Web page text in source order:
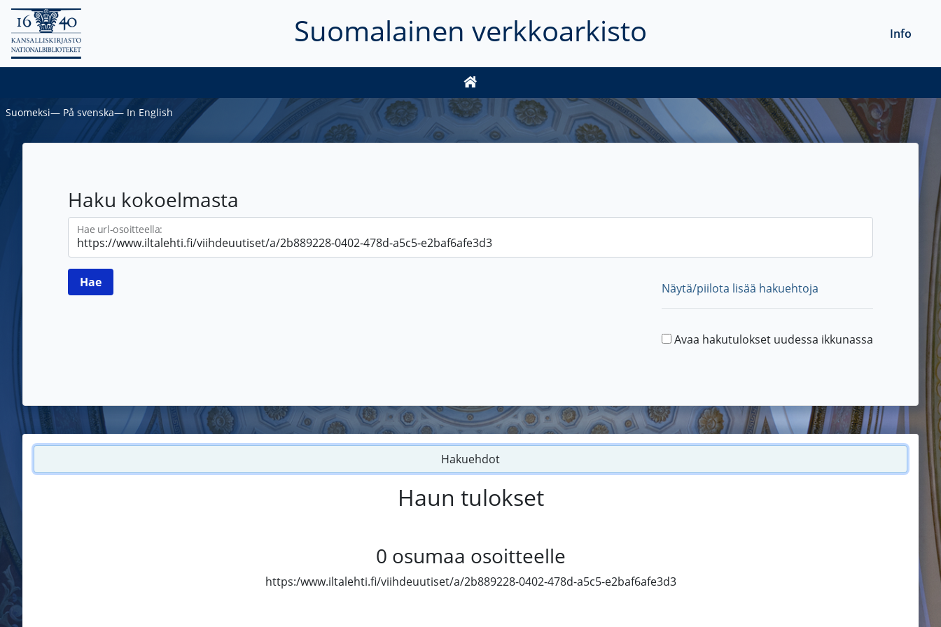
Suomalainen verkkoarkisto Info
Suomeksi― På svenska― In English
Haku kokoelmasta
Hae url-osoitteella:
Näytä/piilota lisää hakuehtoja
Avaa hakutulokset uudessa ikkunassa
Hakuehdot
Haun tulokset
0 osumaa osoitteelle
https:/www.iltalehti.fi/viihdeuutiset/a/2b889228-0402-478d-a5c5-e2baf6afe3d3